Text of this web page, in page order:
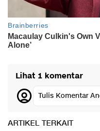
Lihat 1 komentar
Tulis Komentar
ARTIKEL TERKAIT